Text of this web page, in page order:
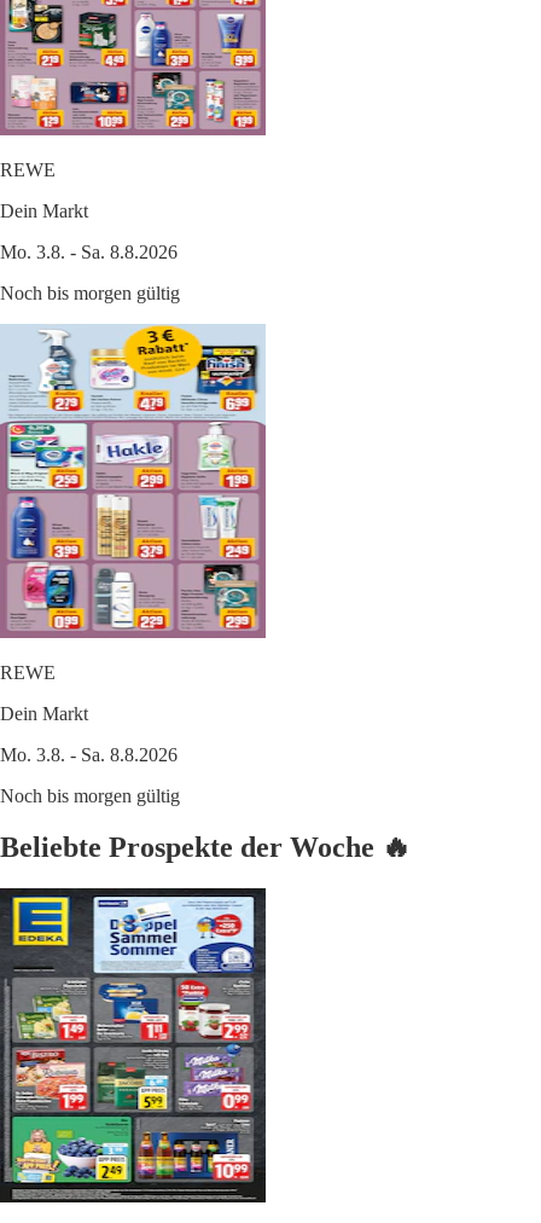
REWE
Dein Markt
Mo. 3.8. - Sa. 8.8.2026
Noch bis morgen gültig
REWE
Dein Markt
Mo. 3.8. - Sa. 8.8.2026
Noch bis morgen gültig
Beliebte Prospekte der Woche 🔥